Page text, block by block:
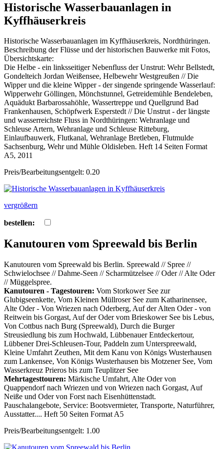
Historische Wasserbauanlagen in
Kyffhäuserkreis
Historische Wasserbauanlagen im Kyffhäuserkreis, Nordthüringen.
Beschreibung der Flüsse und der historischen Bauwerke mit Fotos,
Übersichtskarte:
Die Helbe - ein linksseitiger Nebenfluss der Unstrut: Wehr Bellstedt,
Gondelteich Jordan Weißensee, Helbewehr Westgreußen // Die
Wipper und die kleine Wipper - der singende springende Wasserlauf:
Wipperwehr Göllingen, Mönchstunnel, Getreidemühle Bendeleben,
Aquädukt Barbarossahöhle, Wassertreppe und Quellgrund Bad
Frankenhausen, Schöpfwerk Esperstedt // Die Unstrut - der längste
und wasserreichste Fluss in Nordthüringen: Wehranlage und
Schleuse Artern, Wehranlage und Schleuse Ritteburg,
Einlaufbauwerk, Flutkanal, Wehranlage Bretleben, Flutmulde
Sachsenburg, Wehr und Mühle Oldisleben. Heft 14 Seiten Format
A5, 2011
Preis/Bearbeitungsentgelt: 0.20
vergrößern
bestellen:
Kanutouren vom Spreewald bis Berlin
Kanutouren vom Spreewald bis Berlin. Spreewald // Spree //
Schwielochsee // Dahme-Seen // Scharmützelsee // Oder // Alte Oder
// Müggelspree.
Kanutouren - Tagestouren: Vom Storkower See zur
Glubigseenkette, Vom Kleinen Müllroser See zum Katharinensee,
Alte Oder - Von Wriezen nach Oderberg, Auf der Alten Oder - von
Reitwein bis Gorgast, Auf der Oder vom Brieskower See bis Lebus,
Von Cottbus nach Burg (Spreewald), Durch die Burger
Streusiedlung bis zum Hochwald, Lübbenauer Entdeckertour,
Lübbener Drei-Schleusen-Tour, Paddeln zum Unterspreewald,
Kleine Umfahrt Zeuthen, Mit dem Kanu von Königs Wusterhausen
zum Lankensee, Von Königs Wusterhausen bis Motzener See, Vom
Wasserkreuz Prieros bis zum Teuplitzer See
Mehrtagesttouren: Märkische Umfahrt, Alte Oder von
Quappendorf nach Wriezen und von Wriezen nach Gorgast, Auf
Neiße und Oder von Forst nach Eisenhüttenstadt.
Pauschalangebote, Service: Bootsvermieter, Transporte, Naturführer,
Ausstatter.... Heft 50 Seiten Format A5
Preis/Bearbeitungsentgelt: 1.00